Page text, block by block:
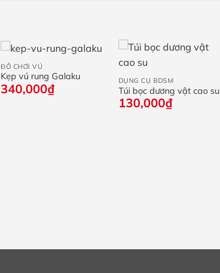
ĐỒ CHƠI VÚ
Kẹp vú rung Galaku
340,000₫
DỤNG CỤ BDSM
Túi bọc dương vật cao su
130,000₫